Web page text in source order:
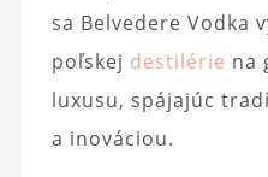
sa Belvedere Vodka
poľskej destilérie na
luxusu, spájajúc
a inováciou.